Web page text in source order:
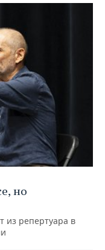
но
из репертуара в